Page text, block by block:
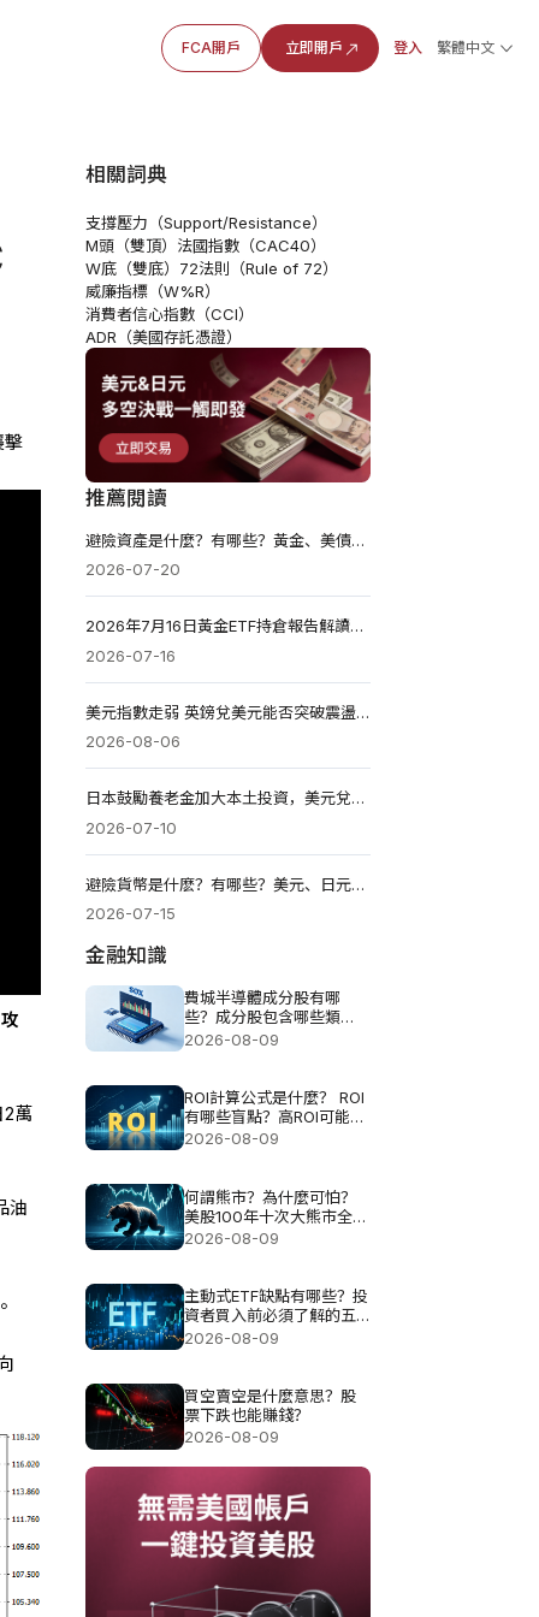
FCA開戶 立即開戶 登入 繁體中文
擊
2萬
油
相關詞典
支撐壓力（Support/Resistance）
M頭（雙頂） 法國指數（CAC40）
W底（雙底） 72法則（Rule of 72）
威廉指標（W%R）
消費者信心指數（CCI）
ADR（美國存託憑證）
推薦閱讀
避險資產是什麼？有哪些？黃金、美債、美元誰是2026安全港？
2026-07-20
2026年7月16日黃金ETF持倉報告解讀：較前一個交易日減少2.569噸
2026-07-16
美元指數走弱 英鎊兌美元能否突破震盪區間？
2026-08-06
日本鼓勵養老金加大本土投資，美元兌日圓跌破162
2026-07-10
避險貨幣是什麽？有哪些？美元、日元、瑞郎避險邏輯與投資策略
2026-07-15
金融知識
費城半導體成分股有哪
些？成分股包含哪些類
型？
2026-08-09
ROI計算公式是什麼？ ROI
有哪些盲點？高ROI可能伴
隨哪些風險？
2026-08-09
何謂熊市？為什麼可怕？
美股100年十次大熊市全解
析
2026-08-09
主動式ETF缺點有哪些？投
資者買入前必須了解的五
大風險
2026-08-09
買空賣空是什麼意思？股
票下跌也能賺錢？
2026-08-09